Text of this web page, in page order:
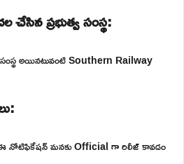
ప్రభుత్వ సంస్థ:
అయినటువంటి Southern Railway
ఈ నోటిఫికేషన్ మనకు Official గా రిలీజ్ కావడం